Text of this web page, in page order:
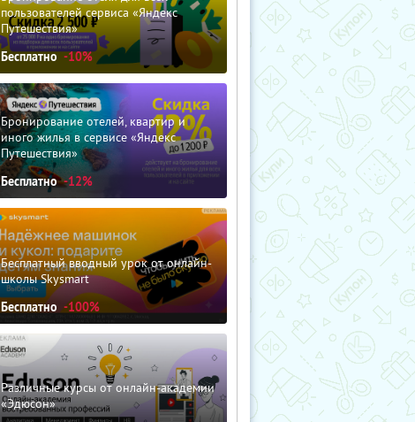
пользователей сервиса «Яндекс
Путешествия»
Бесплатно -10%
Бронирование отелей, квартир и
иного жилья в сервисе «Яндекс
Путешествия»
Бесплатно -12%
Бесплатный вводный урок от онлайн-
школы Skysmart
Бесплатно -100%
Различные курсы от онлайн-академии
«Эдюсон»